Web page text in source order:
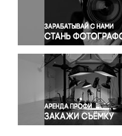
Правосудие
Происшествия и
Религия
Светская жизнь
Спорт
Экология
Экономика и